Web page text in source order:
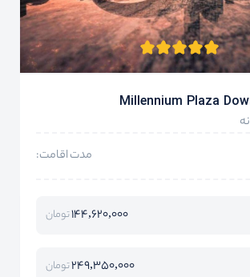
Millennium Plaza
مدت اقامت:
144,620,000تومان
249,350,000تومان